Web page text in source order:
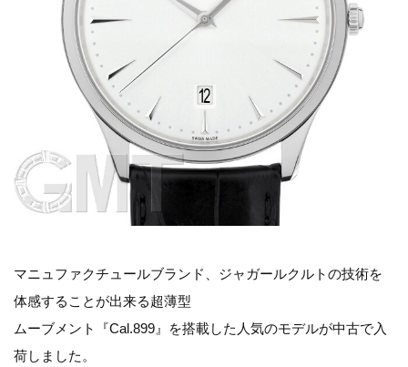
マニュファクチュールブランド、ジャガールクルトの技術を
体感することが出来る超薄型
ムーブメント『Cal.899』を搭載した人気のモデルが中古で入
荷しました。